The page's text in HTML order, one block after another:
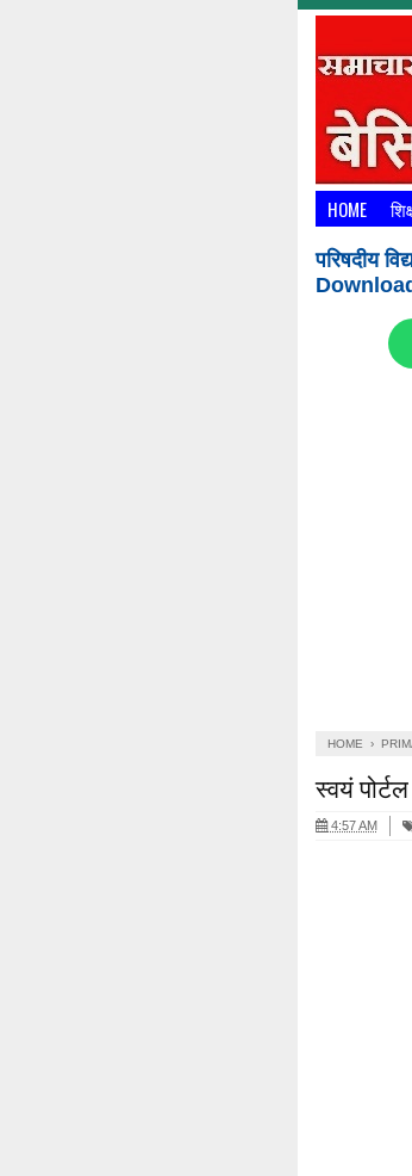
HOME
परिषदीय
HOME ›
स्वयं
4:57 AM